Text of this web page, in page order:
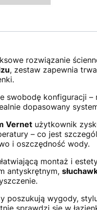
rozwiązanie
, zestaw zapewnia
swobodę konfiguracji –
dopasowany
Vernetużytkownik
– co jest
i oszczędność wody.
montaż i
antyskrętnym, s
wygody,
sprawdzi się w